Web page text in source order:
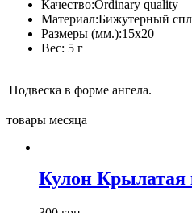
Качество:Ordinary quality
Материал:Бижутерный
Размеры (мм.):15х20
Вес: 5 г
Подвеска в форме ангела.
товары месяца
Кулон Крылатая